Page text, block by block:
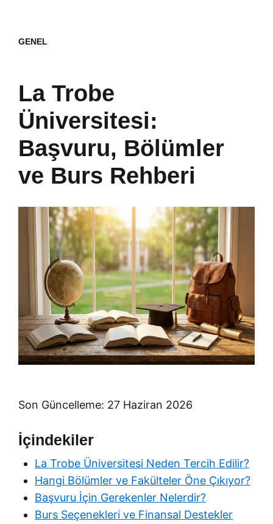
GENEL
La Trobe
Üniversitesi:
Başvuru, Bölümler
ve Burs Rehberi
Son Güncelleme: 27 Haziran 2026
İçindekiler
La Trobe Üniversitesi Neden Tercih Edilir?
Hangi Bölümler ve Fakülteler Öne Çıkıyor?
Başvuru İçin Gerekenler Nelerdir?
Burs Seçenekleri ve Finansal Destekler